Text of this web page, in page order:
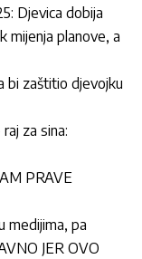
Djevica dobija
mijenja planove, a
bi zaštitio djevojku
za sina:
PRAVE
medijima, pa
JER OVO